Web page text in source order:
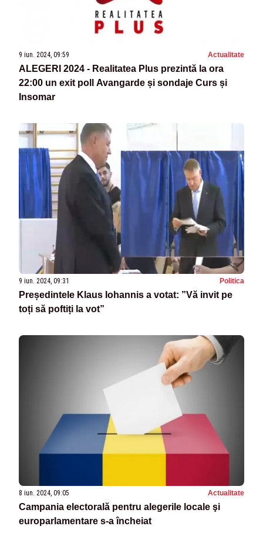
9 iun. 2024, 09:59 Actualitate
ALEGERI 2024 - Realitatea Plus prezintă la ora
22:00 un exit poll Avangarde și sondaje Curs și
Insomar
9 iun. 2024, 09:31 Politica
Președintele Klaus Iohannis a votat: ”Vă invit pe
toți să poftiți la vot”
8 iun. 2024, 09:05 Actualitate
Campania electorală pentru alegerile locale şi
europarlamentare s-a încheiat